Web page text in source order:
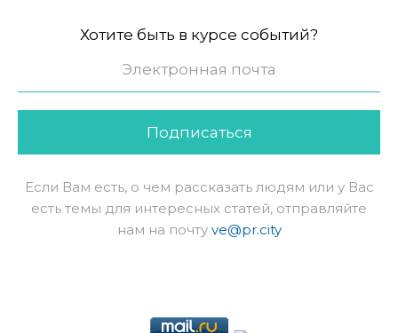
Хотите быть в курсе событий?
Подписаться
Если Вам есть, о чем рассказать людям или у Вас
есть темы для интересных статей, отправляйте
нам на почту ve@pr.city